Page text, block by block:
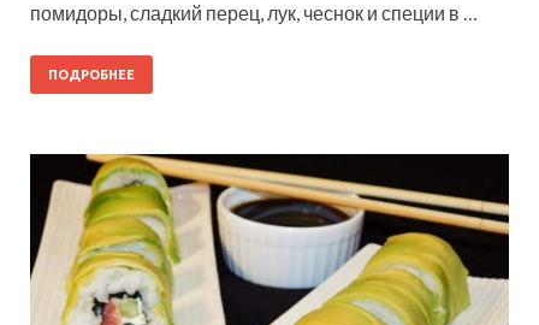
помидоры, сладкий перец, лук, чеснок и специи в …
ПОДРОБНЕЕ